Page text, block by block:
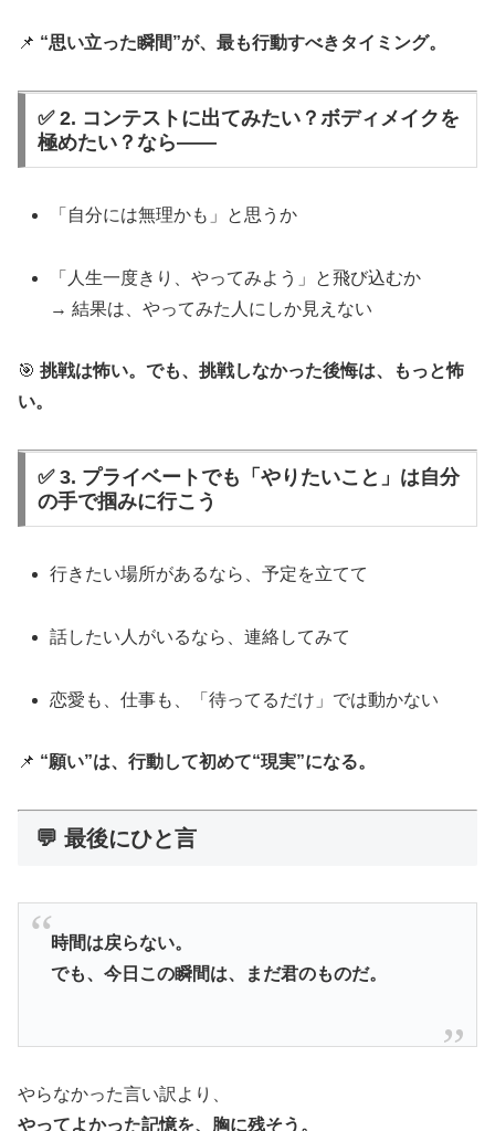
📌 “思い立った瞬間”が、最も行動すべきタイミング。
✅ 2. コンテストに出てみたい？ボディメイクを
極めたい？なら――
「自分には無理かも」と思うか
「人生一度きり、やってみよう」と飛び込むか
→ 結果は、やってみた人にしか見えない
🎯 挑戦は怖い。でも、挑戦しなかった後悔は、もっと怖
い。
✅ 3. プライベートでも「やりたいこと」は自分
の手で掴みに行こう
行きたい場所があるなら、予定を立てて
話したい人がいるなら、連絡してみて
恋愛も、仕事も、「待ってるだけ」では動かない
📌 “願い”は、行動して初めて“現実”になる。
💬 最後にひと言
時間は戻らない。
でも、今日この瞬間は、まだ君のものだ。
やらなかった言い訳より、
やってよかった記憶を、胸に残そう。